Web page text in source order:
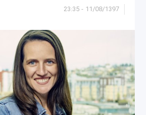
11/08/1397 - 23:35